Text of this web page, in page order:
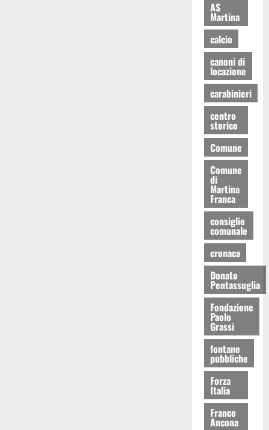
AS
Martina
calcio
canoni di
locazione
carabinieri
centro
storico
Comune
Comune
di
Martina
Franca
consiglio
comunale
cronaca
Donato
Pentassuglia
Fondazione
Paolo
Grassi
fontane
pubbliche
Forza
Italia
Franco
Ancona